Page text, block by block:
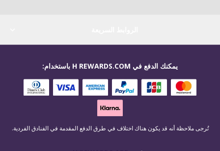
يمكنك الدفع في H REWARDS.COM باستخدام:
تُرجى ملاحظة أنه قد يكون هناك اختلاف في طرق الدفع المقدمة في الفنادق الفردية.